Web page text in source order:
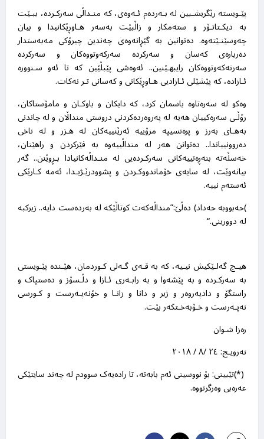
پێـویستە رێگریشـبین لە بـەردەم ئـەوەی، کە منـداڵی سەرکـردە، ببـێت
بە دیکـتاتـۆر و ستەمکار و زاڵبێت بەسەر هـاوڕێکانیدا و بیان
چەوسێنـێتەوە. دەتوانین بە گێڕانەوەی چەندین چیرۆکی مەبەستدار
دەربارەی کەسان و سەرکردە سەرکەوتووەکان و سەرکردە
سەرنەکەوتووەکان رایبهـێنین.. ئەوەشی پێبڵێین کە تا ئەو سـنوورە
ئـازادە، کە پێشێلی ئـازادیی هـاوڕێکانی و کەسانی تـر نەکات.
وەکو لە سەرەتاوە باسمان کرد، کە دایکان و باوکـان و مامۆستاکان،
رۆڵـی سەرەکییان هەیە لە پەروەردەکردنی دروستی منداڵان و لە چاندنی
بەهـای بەرز و پرەنسیپە مرۆییە ئەرێنییەکان لە هـزر و لە ناخی
دەروونییاندا.. دەتوانن هەر لە منداڵییەوە بە فێرکردن و راهێنان،
خەسڵەتە بنەڕەتییەکانی سەرکـردەیی لە منـداڵەکانیادا بـڕوێنن.. گەر
بیانەوێت، لە سایەی خۆماندووکـردن و پشوودرێـژیـدا، ئەمە کـارێکی
ئەستەم نییە.
(حەبووبە حەداد) دەڵێ:”منداڵەکەت کوتاڵێکە لە بەردەست دایە.. زیرکبە
لە دوورینی“.
هیـچ گەلـێکیش نیـیە، کە بە قـەی گـەلی کـوردمان، هێـندە پێـویستی
بە سەرکـردە و بە پێشەوا و بە رابـەری ئـازا و دڵـسۆز و دەستپاک و
راستگۆ و دادپەروەر و ژیر و دانا و زانـا و خۆنەپـەرست و کـورسی
نەپـەرست و خـۆبەخـتکەر بێت.
رەزا شـوان
نەرویـج: ٢٤ /٨ / ٢٠١٨
(*)تێبینی: بۆ نووسینی ئەم بابەتە، تا رادەیەک سوودم لە چەند سایتێکی
عەرەبی وەرگرتووە.